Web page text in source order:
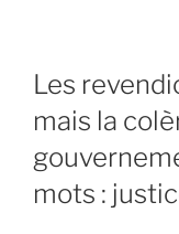
Les
mais la
mots :